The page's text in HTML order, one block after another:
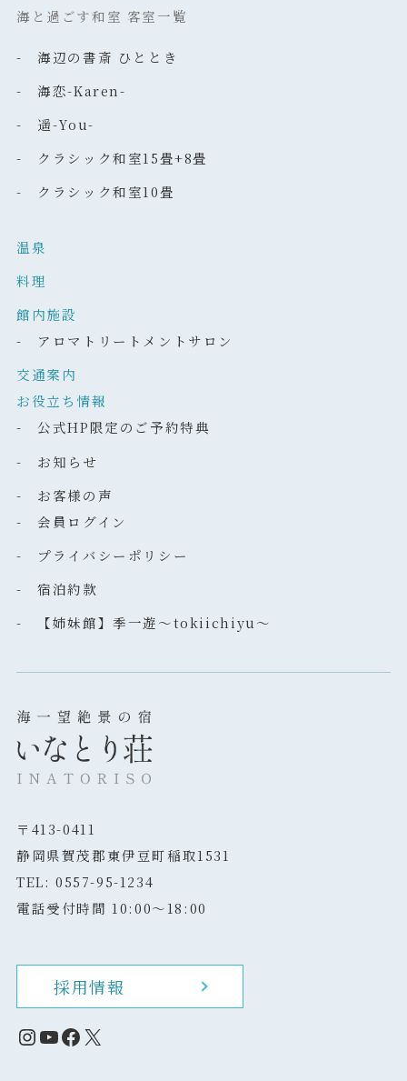
海と過ごす和室 客室一覧
- 海辺の書斎 ひととき
- 海恋-Karen-
- 遥-You-
- クラシック和室15畳+8畳
- クラシック和室10畳
温泉
料理
館内施設
- アロマトリートメントサロン
交通案内
お役立ち情報
- 公式HP限定のご予約特典
- お知らせ
- お客様の声
- 会員ログイン
- プライバシーポリシー
- 宿泊約款
- 【姉妹館】季一遊～tokiichiyu～
〒413-0411
静岡県賀茂郡東伊豆町稲取1531
TEL: 0557-95-1234
電話受付時間 10:00～18:00
採用情報
Instagram
YouTube
Facebook
X